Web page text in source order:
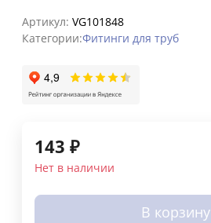
Артикул: VG101848
Категории:Фитинги для труб
143 ₽
Нет в наличии
В корзину